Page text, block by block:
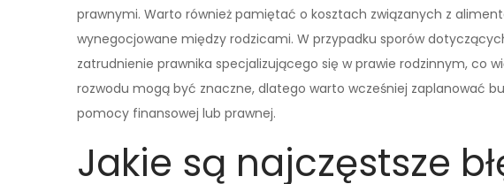
prawnymi. Warto również pamiętać o kosztach związanych z
wynegocjowane między rodzicami. W przypadku sporów
zatrudnienie prawnika specjalizującego się w prawie rodzinnym, co
rozwodu mogą być znaczne, dlatego warto wcześniej zaplanować
pomocy finansowej lub prawnej.
Jakie są najczęstsze